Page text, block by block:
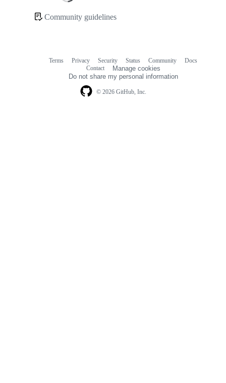
Community guidelines
© 2026 GitHub, Inc.
Terms Privacy Security Status Community
Docs
Contact
Manage cookies
Do not share my personal information